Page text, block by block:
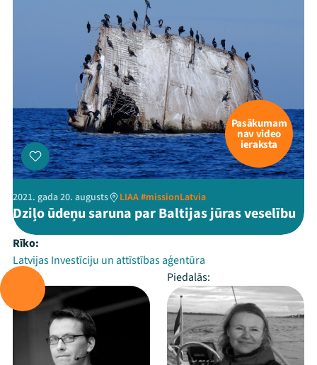
Pasākumam
nav video
ieraksta
2021. gada 20. augusts LIAA #missionLatvia
Dziļo ūdeņu saruna par Baltijas jūras veselību
Rīko:
Latvijas Investīciju un attīstības aģentūra
Vada:
Piedalās: